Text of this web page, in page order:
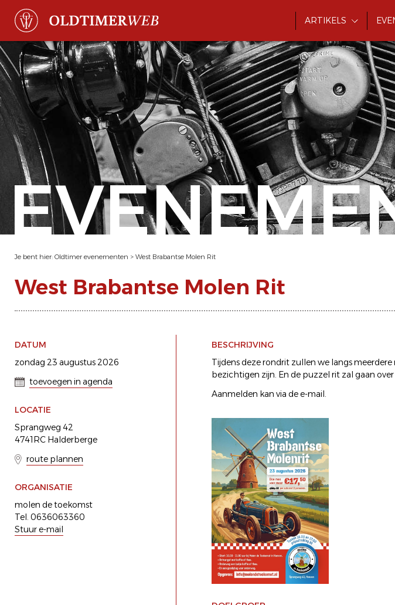
ARTIKELS
Je bent hier: Oldtimer evenementen > West Brabantse Molen Rit
West Brabantse Molen Rit
DATUM
zondag 23 augustus 2026
toevoegen in agenda
LOCATIE
Sprangweg 42
4741RC Halderberge
route plannen
ORGANISATIE
molen de toekomst
Tel. 0636063360
Stuur e-mail
BESCHRIJVING
Tijdens deze rondrit zullen we langs
bezichtigen zijn. En de puzzel rit zal gaan
Aanmelden kan via de e-mail.